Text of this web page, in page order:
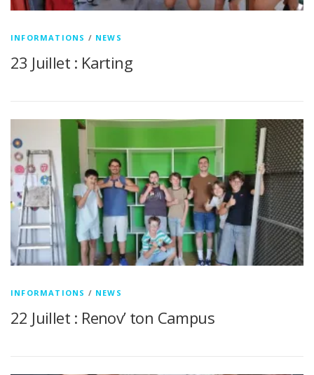
INFORMATIONS / NEWS
23 Juillet : Karting
INFORMATIONS / NEWS
22 Juillet : Renov’ ton Campus